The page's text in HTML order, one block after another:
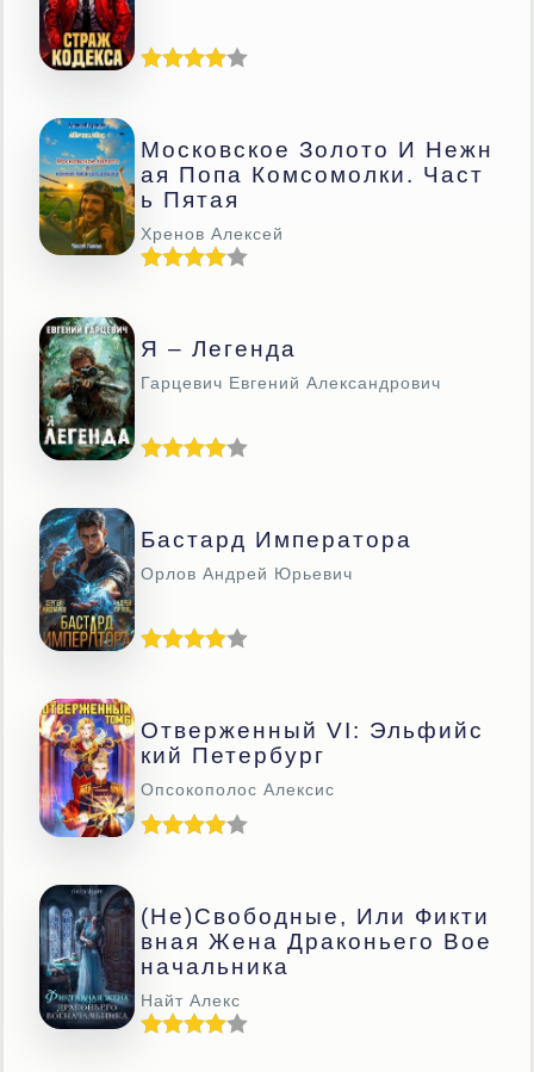
Московское Золото И Нежн
Ая Попа Комсомолки. Част
Ь Пятая
Хренов Алексей
Я – Легенда
Гарцевич Евгений Александрович
Бастард Императора
Орлов Андрей Юрьевич
Отверженный VI: Эльфийс
Кий Петербург
Опсокополос Алексис
(Не)свободные, Или Фикти
Вная Жена Драконьего Вое
Начальника
Найт Алекс